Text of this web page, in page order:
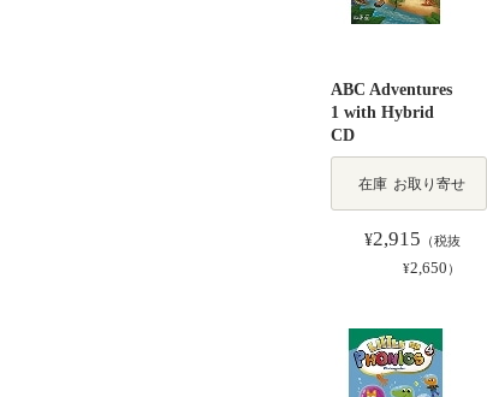
ABC Adventures
1 with Hybrid
CD
在庫 お取り寄せ
¥2,915 （税抜
¥2,650 ）